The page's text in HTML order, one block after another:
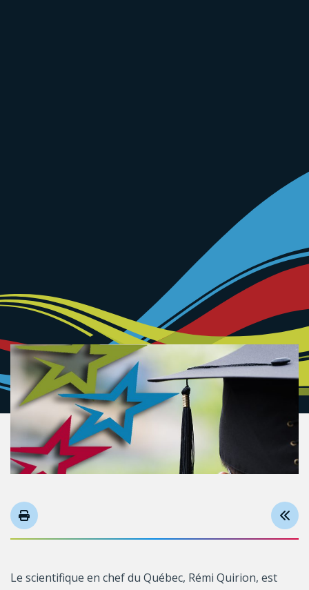
Le scientifique en chef du Québec, Rémi Quirion, est